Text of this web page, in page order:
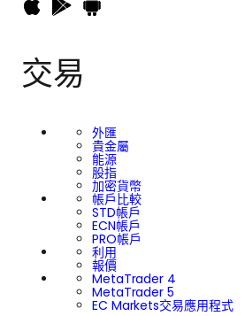
交易
外匯
貴金屬
能源
股指
加密貨幣
帳戶比較
STD帳戶
ECN帳戶
PRO帳戶
利用
報價
MetaTrader 4
MetaTrader 5
EC Markets交易應用程式